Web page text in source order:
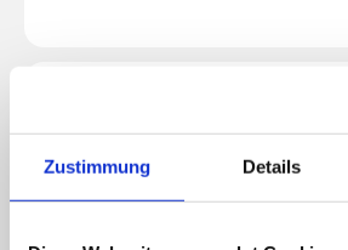
Zustimmung Details
Nachhaltige
Durch staatlich gelistete